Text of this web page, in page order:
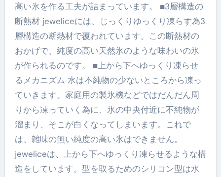
高い氷を作る工夫が詰まっています。 ■3層構造の
断熱材 jeweliceには、じっくりゆっくり凍らす為3
層構造の断熱材で覆われています。この断熱材の
おかげで、純度の高い天然氷のような味わいの氷
が作られるのです。 ■上から下へゆっくり凍らせ
るメカニズム 水は不純物の少ないところから凍っ
ていきます。家庭用の製氷機などではだんだん周
りから凍っていく為に、氷の中央付近に不純物が
溜まり、そこが白くなってしまいます。これで
は、雑味の無い純度の高い氷はできません。
jeweliceは、上から下へゆっくり凍らせるような構
造をしています。型を取るためのシリコン型は水